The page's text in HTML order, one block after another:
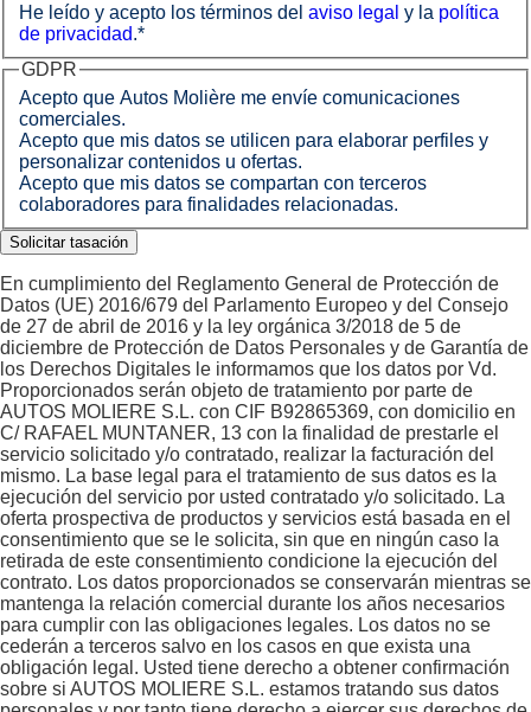
He leído y acepto los términos del aviso legal y la política
de privacidad.*
GDPR
Acepto que Autos Molière me envíe comunicaciones
comerciales.
Acepto que mis datos se utilicen para elaborar perfiles y
personalizar contenidos u ofertas.
Acepto que mis datos se compartan con terceros
colaboradores para finalidades relacionadas.
En cumplimiento del Reglamento General de Protección de
Datos (UE) 2016/679 del Parlamento Europeo y del Consejo
de 27 de abril de 2016 y la ley orgánica 3/2018 de 5 de
diciembre de Protección de Datos Personales y de Garantía de
los Derechos Digitales le informamos que los datos por Vd.
Proporcionados serán objeto de tratamiento por parte de
AUTOS MOLIERE S.L. con CIF B92865369, con domicilio en
C/ RAFAEL MUNTANER, 13 con la finalidad de prestarle el
servicio solicitado y/o contratado, realizar la facturación del
mismo. La base legal para el tratamiento de sus datos es la
ejecución del servicio por usted contratado y/o solicitado. La
oferta prospectiva de productos y servicios está basada en el
consentimiento que se le solicita, sin que en ningún caso la
retirada de este consentimiento condicione la ejecución del
contrato. Los datos proporcionados se conservarán mientras se
mantenga la relación comercial durante los años necesarios
para cumplir con las obligaciones legales. Los datos no se
cederán a terceros salvo en los casos en que exista una
obligación legal. Usted tiene derecho a obtener confirmación
sobre si AUTOS MOLIERE S.L. estamos tratando sus datos